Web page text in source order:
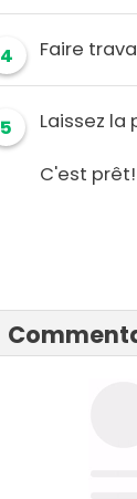
4 Faire
5 Laissez la
C'est prêt!